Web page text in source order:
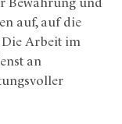
Bewahrung und
auf, auf die
Die Arbeit im
an